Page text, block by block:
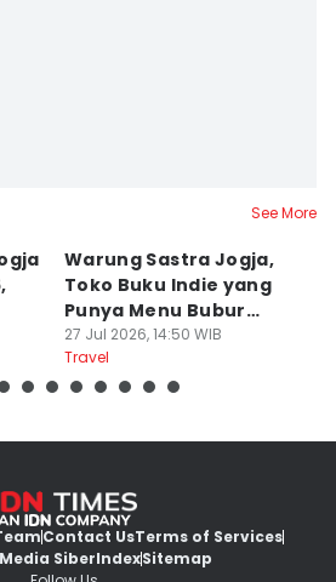
See More
Warung Sastra Jogja,
Toko Buku Indie yang
Punya Menu Bubur
Manado
27 Jul 2026, 14:50 WIB
Travel
Contact UsTerms of Services
SiberIndexSitemap